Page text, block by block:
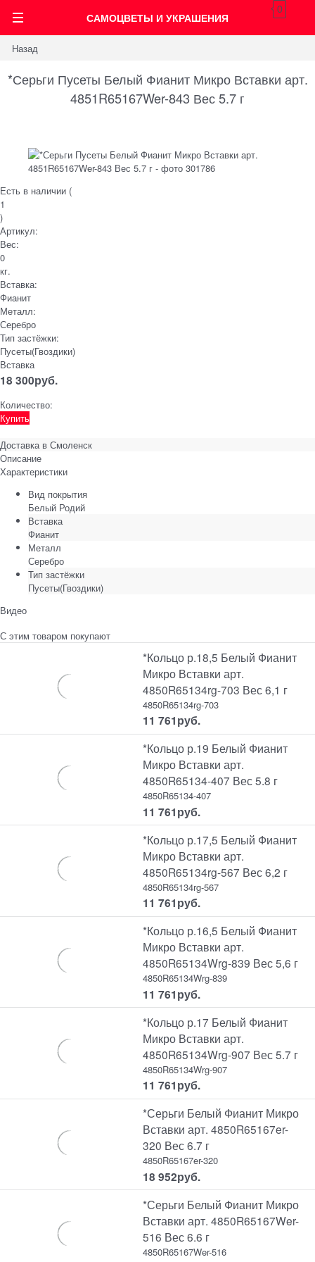
САМОЦВЕТЫ И УКРАШЕНИЯ
0
Назад
*Серьги Пусеты Белый Фианит Микро Вставки арт.
4851R65167Wer-843 Вес 5.7 г
Есть в наличии (
1
)
Артикул:
Вес:
0
кг.
Вставка:
Фианит
Металл:
Серебро
Тип застёжки:
Пусеты(Гвоздики)
Вставка
18 300руб.
Количество:
Купить
Доставка в Смоленск
Описание
Характеристики
Вид покрытия
Белый Родий
Вставка
Фианит
Металл
Серебро
Тип застёжки
Пусеты(Гвоздики)
Видео
С этим товаром покупают
*Кольцо р.18,5 Белый Фианит
Микро Вставки арт.
4850R65134rg-703 Вес 6,1 г
4850R65134rg-703
11 761руб.
*Кольцо р.19 Белый Фианит
Микро Вставки арт.
4850R65134-407 Вес 5.8 г
4850R65134-407
11 761руб.
*Кольцо р.17,5 Белый Фианит
Микро Вставки арт.
4850R65134rg-567 Вес 6,2 г
4850R65134rg-567
11 761руб.
*Кольцо р.16,5 Белый Фианит
Микро Вставки арт.
4850R65134Wrg-839 Вес 5,6 г
4850R65134Wrg-839
11 761руб.
*Кольцо р.17 Белый Фианит
Микро Вставки арт.
4850R65134Wrg-907 Вес 5.7 г
4850R65134Wrg-907
11 761руб.
*Серьги Белый Фианит Микро
Вставки арт. 4850R65167er-
320 Вес 6.7 г
4850R65167er-320
18 952руб.
*Серьги Белый Фианит Микро
Вставки арт. 4850R65167Wer-
516 Вес 6.6 г
4850R65167Wer-516